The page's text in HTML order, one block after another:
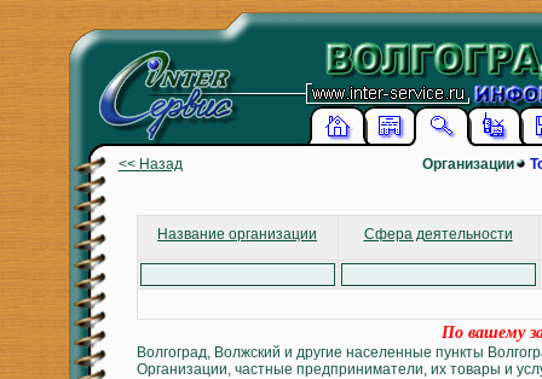
<< Назад Организации
Название организации Сфера деятельности
По вашему
Волгоград, Волжский и другие населенные пункты
Организации, частные предприниматели, их товары и